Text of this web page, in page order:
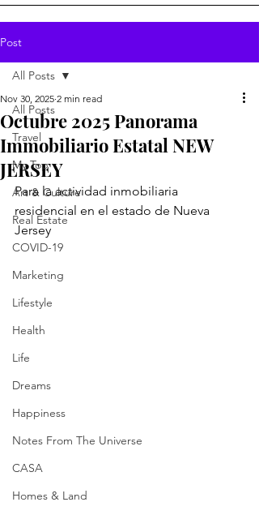
Post
All Posts
Travel
My Top
Art & Culture
Real Estate
COVID-19
Marketing
Lifestyle
Health
Life
Dreams
Happiness
Notes From The Universe
CASA
Homes & Land
All Posts
Octubre 2025 Panorama
Immobiliario Estatal NEW
JERSEY
Nov 30, 2025 2 min read
Para la actividad inmobiliaria
residencial en el estado de Nueva
Jersey